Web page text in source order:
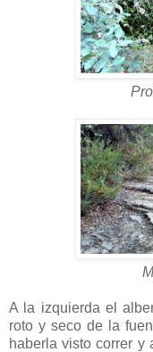
A la izquierda el
roto y seco de la
haberla visto correr y